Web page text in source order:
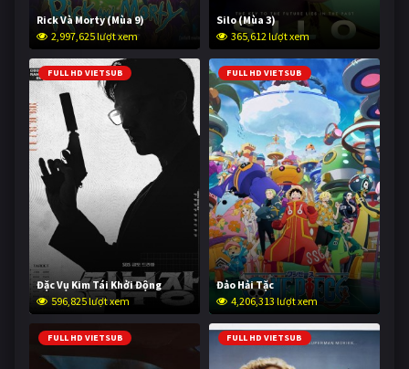
Rick Và Morty (Mùa 9)
2,997,625 lượt xem
Silo (Mùa 3)
365,612 lượt xem
FULL HD VIETSUB
Đặc Vụ Kim Tái Khởi Động
596,825 lượt xem
FULL HD VIETSUB
Đảo Hải Tặc
4,206,313 lượt xem
FULL HD VIETSUB FULL HD VIETSUB